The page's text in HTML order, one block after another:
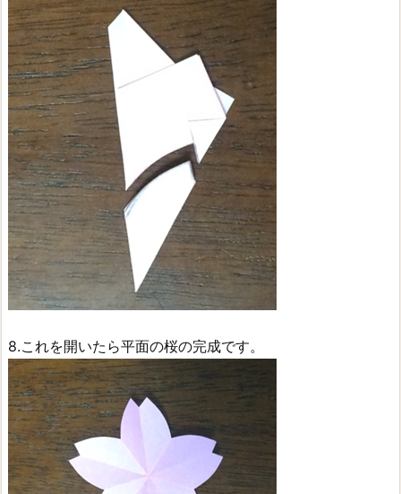
8.これを開いたら平面の桜の完成です。